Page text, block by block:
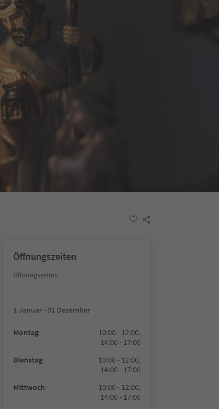
Öffnungszeiten
Öffnungszeiten
1 Januar - 31 Dezember
Montag
10:00 - 12:00,
14:00 - 17:00
Dienstag
10:00 - 12:00,
14:00 - 17:00
Mittwoch
10:00 - 12:00,
14:00 - 17:00